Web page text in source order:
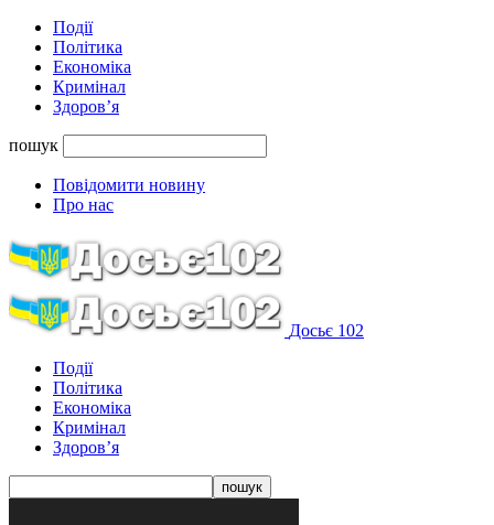
Події
Політика
Економіка
Кримінал
Здоров’я
пошук
Повідомити новину
Про нас
Досьє 102
Події
Політика
Економіка
Кримінал
Здоров’я